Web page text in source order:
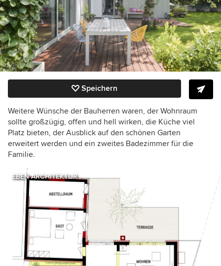
Speichern
Weitere Wünsche der Bauherren waren, der Wohnraum
sollte großzügig, offen und hell wirken, die Küche viel
Platz bieten, der Ausblick auf den schönen Garten
erweitert werden und ein zweites Badezimmer für die
Familie.
EBEN ARCHITEKTUR